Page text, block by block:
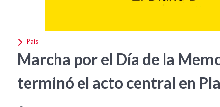
País
Marcha por el Día de la
terminó el acto central en